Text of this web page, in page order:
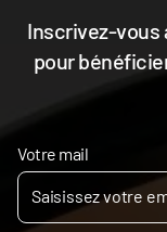
Inscrivez-vous
pour
Votre mail